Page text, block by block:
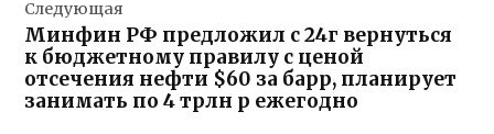
Следующая
Минфин РФ предложил с 24г вернуться
к бюджетному правилу с ценой
отсечения нефти $60 за барр, планирует
занимать по 4 трлн р ежегодно